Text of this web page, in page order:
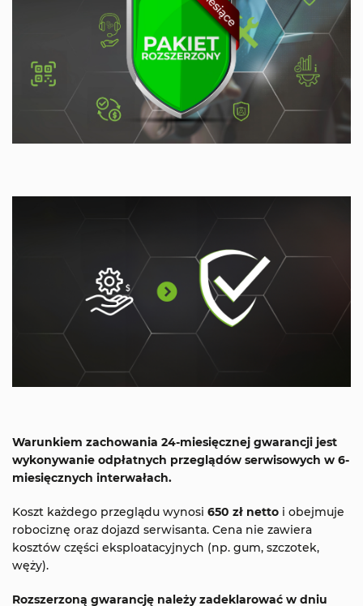
Warunkiem zachowania 24-miesięcznej gwarancji jest
wykonywanie odpłatnych przeglądów serwisowych w 6-
miesięcznych interwałach.
Koszt każdego przeglądu wynosi 650 zł netto i obejmuje
robociznę oraz dojazd serwisanta. Cena nie zawiera
kosztów części eksploatacyjnych (np. gum, szczotek,
węży).
Rozszerzoną gwarancję należy zadeklarować w dniu